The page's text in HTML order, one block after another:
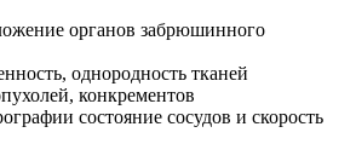
органов забрюшинного
однородность тканей
конкрементов
состояние сосудов и скорость